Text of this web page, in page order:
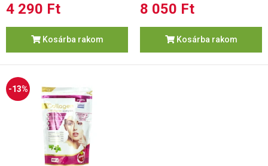
4 290 Ft
Kosárba rakom
8 050 Ft
Kosárba rakom
-13%